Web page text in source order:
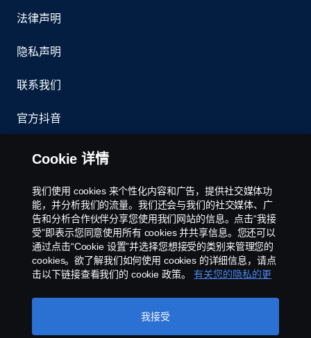
法律声明
隐私声明
联系我们
官方抖音
举报制度
京ICP备11044648号
Cookie政策
Cookie 设置
Cookie 详情
我们使用 cookies 来个性化内容和广告，提供社交媒体功
能，并分析我们的流量。我们还会与我们的社交媒体、广
告和分析合作伙伴分享您使用我们网站的信息。点击“我接
受”即表示您同意使用所有 cookies 并共享信息。您还可以
通过点击“Cookie 设置”并选择您想接受的类别来管理您的
cookies。欲了解我们如何使用 cookies 的详细信息，请点
击以下链接查看我们的 cookie 政策。
有关您的隐私的更
我接受